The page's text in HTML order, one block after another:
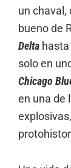
un chaval,
bueno de
Delta
solo en
Chicago
en una de